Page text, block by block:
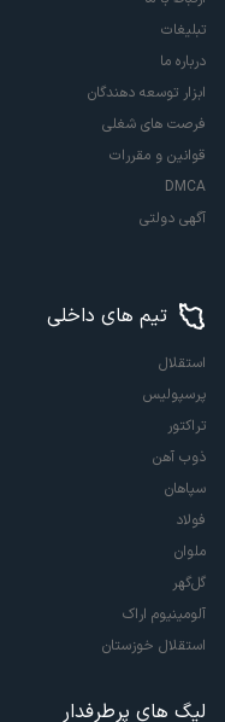
تبلیغات
درباره ما
ابزار توسعه دهندگان
فرصت های شغلی
قوانین و مقررات
DMCA
آگهی دولتی
تیم های داخلی
استقلال
پرسپولیس
تراکتور
ذوب آهن
سپاهان
فولاد
ملوان
گل‌گهر
آلومینیوم اراک
استقلال خوزستان
لیگ های پرطرفدار